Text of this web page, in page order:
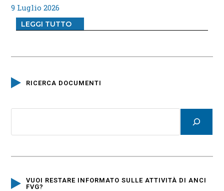
9 Luglio 2026
LEGGI TUTTO
RICERCA DOCUMENTI
VUOI RESTARE INFORMATO SULLE ATTIVITÀ DI ANCI
FVG?